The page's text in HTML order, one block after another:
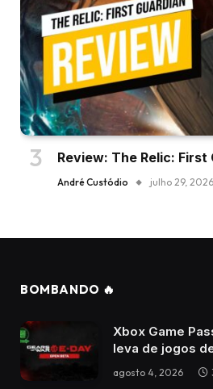
Review: The Relic: First
André Custódio julho 29, 2026
BOMBANDO 🔥
Xbox Game
leva de jogos
agosto 4, 2026